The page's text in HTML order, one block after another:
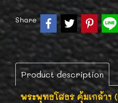
Share
Product description
พระพุทธโสธร คุ้มเกล้าฯ